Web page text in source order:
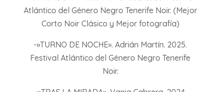
Atlántico del Género Negro Tenerife Noir. (Mejor
Corto Noir Clásico y Mejor fotografía)
-»TURNO DE NOCHE». Adrián Martín. 2025.
Festival Atlántico del Género Negro Tenerife
Noir.